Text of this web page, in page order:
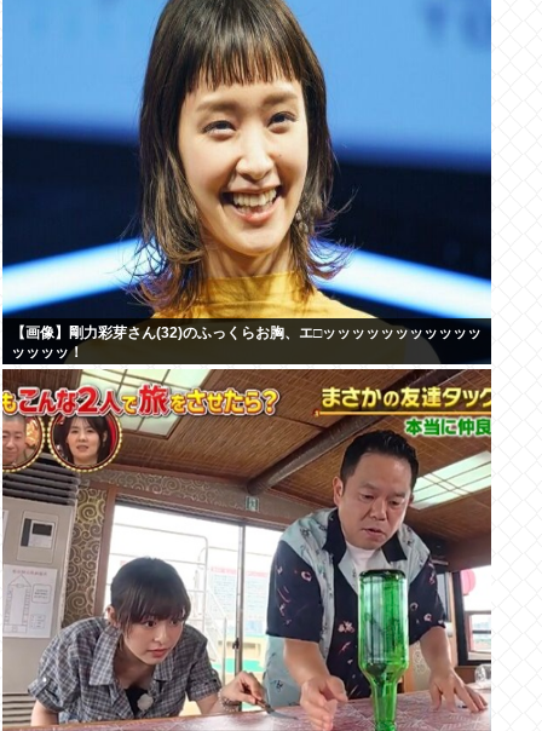
【画像】剛力彩芽さん(32)のふっくらお胸、エ□ッッッッッッッッッッッ
ッッッッ！